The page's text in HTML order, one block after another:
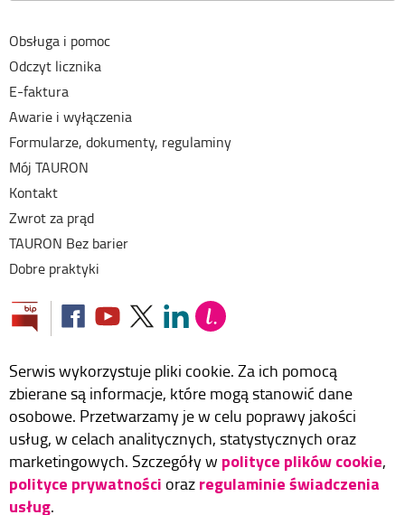
Obsługa i pomoc
Odczyt licznika
E-faktura
Awarie i wyłączenia
Formularze, dokumenty, regulaminy
Mój TAURON
Kontakt
Zwrot za prąd
TAURON Bez barier
Dobre praktyki
Serwis wykorzystuje pliki cookie. Za ich pomocą
zbierane są informacje, które mogą stanowić dane
osobowe. Przetwarzamy je w celu poprawy jakości
usług, w celach analitycznych, statystycznych oraz
marketingowych. Szczegóły w polityce plików cookie,
polityce prywatności oraz regulaminie świadczenia
usług.